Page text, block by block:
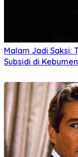
Malam Jadi Saksi:
Subsidi di Kebumen